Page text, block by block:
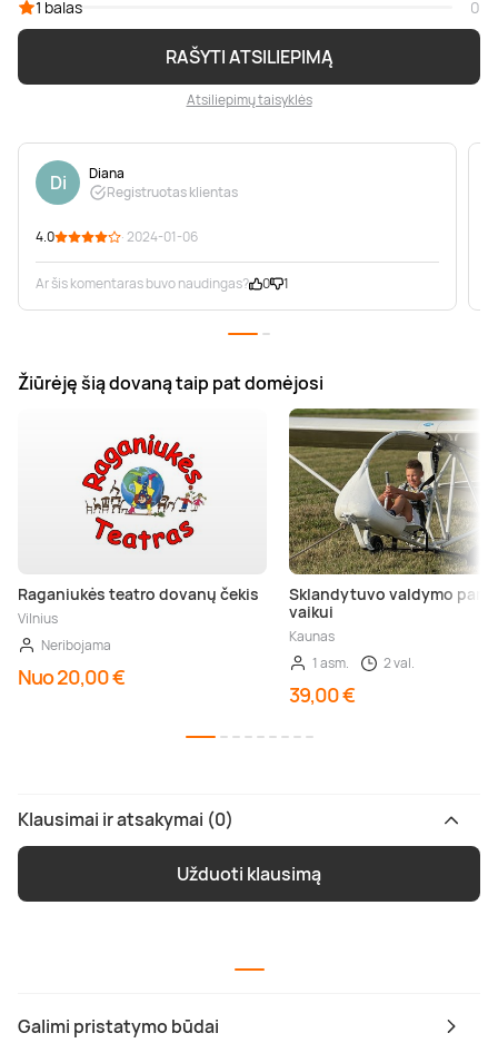
Galimi pristatymo būdai
RAŠYTI ATSILIEPIMĄ
Atsiliepimų taisyklės
1 balas
0
Di
Diana
Registruotas klientas
4.0 · 2024-01-06
Ar šis komentaras buvo naudingas? 0 1
Žiūrėję šią dovaną taip pat domėjosi
Raganiukės teatro dovanų čekis
Vilnius
Neribojama
Nuo 20,00 €
Sklandytuvo valdymo
vaikui
Kaunas
1 asm.
2 val.
39,00 €
Klausimai ir atsakymai (0)
Užduoti klausimą